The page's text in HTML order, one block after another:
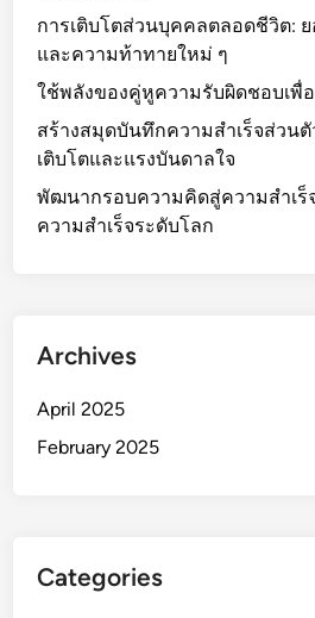
ม
ห
ท
ย
า
ลั
า
ม
เ
ร็
จ
ท
า
ศึ
ษ
า
า
การเติบโตส่วนบุคคลตลอดชีวิต:
และความท้าทายใหม่ ๆ
ใช้พลังของคู่หูความรับผิดชอบเพื่
สร้างสมุดบันทึกความสำเร็จส่วนตั
เติบโตและแรงบันดาลใจ
พัฒนากรอบความคิดสู่ความสำเร็
ความสำเร็จระดับโลก
Archives
April 2025
February 2025
Categories